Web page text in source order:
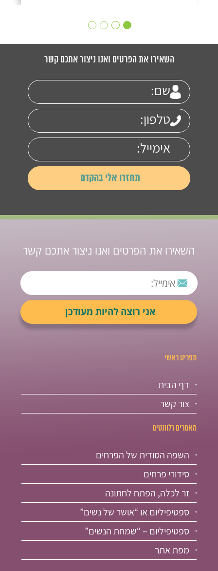
השאירו את הפרטים ואנו ניצור אתכם קשר
השאירו את הפרטים ואנו ניצור אתכם קשר
תפריט ראשי
דף הבית
צור קשר
מאמרים רלוונטים
השפה הסודית של הפרחים
סידורי פרחים
זר לכלה, הפתח לחתונה
ספטיפיליום או “אושר של נשים”
ספטיפיליום – “שמחת הנשים”
מפת אתר